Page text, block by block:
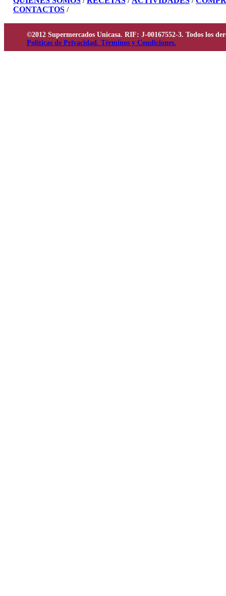
CONTACTOS /
©2012 Supermercados Unicasa. RIF: J-00167552-3. Todos los
Políticas de Privacidad. Términos y Condiciones.